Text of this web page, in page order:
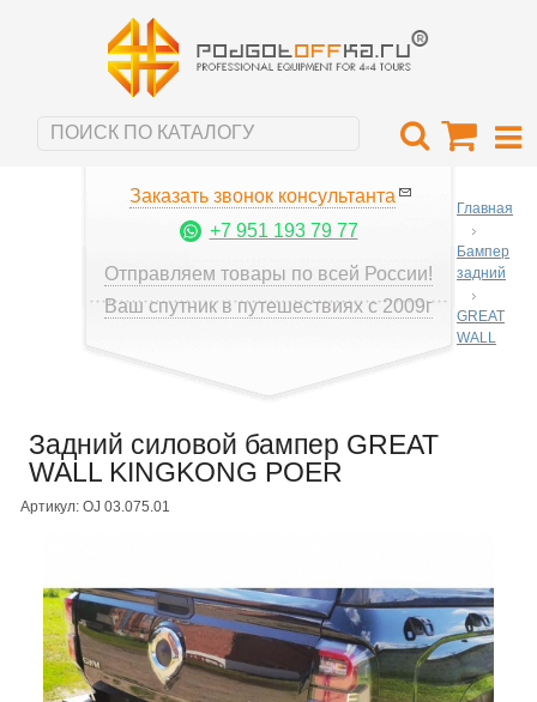
Заказать звонок консультанта
+7 951 193 79 77
Отправляем товары по всей России!
Ваш спутник в путешествиях с 2009г
Главная
Бампер
задний
GREAT
WALL
Задний силовой бампер GREAT
WALL KINGKONG POER
Артикул: OJ 03.075.01